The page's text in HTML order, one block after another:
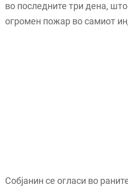
во последните три дена,
огромен пожар во самиот
Собјанин се огласи во